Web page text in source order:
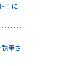
！に
筆さ